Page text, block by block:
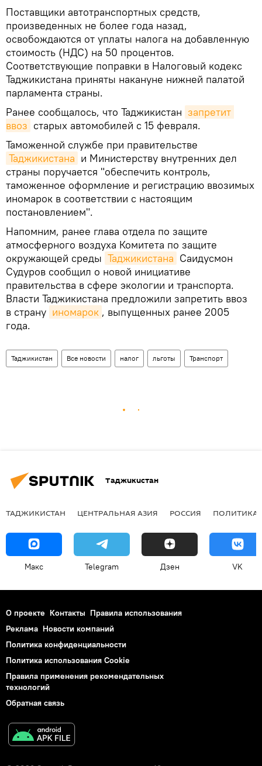
Поставщики автотранспортных средств,
произведенных не более года назад,
освобождаются от уплаты налога на добавленную
стоимость (НДС) на 50 процентов.
Соответствующие поправки в Налоговый кодекс
Таджикистана приняты накануне нижней палатой
парламента страны.
Ранее сообщалось, что Таджикистан запретит
ввоз старых автомобилей с 15 февраля.
Таможенной службе при правительстве
Таджикистана и Министерству внутренних дел
страны поручается "обеспечить контроль,
таможенное оформление и регистрацию ввозимых
иномарок в соответствии с настоящим
постановлением".
Напомним, ранее глава отдела по защите
атмосферного воздуха Комитета по защите
окружающей среды Таджикистана Саидусмон
Судуров сообщил о новой инициативе
правительства в сфере экологии и транспорта.
Власти Таджикистана предложили запретить ввоз
в страну иномарок , выпущенных ранее 2005
года.
Таджикистан Все новости налог льготы Транспорт
Таджикистан
ТАДЖИКИСТАН ЦЕНТРАЛЬНАЯ АЗИЯ РОССИЯ ПОЛИТИКА
Макс Telegram Дзен VK
О проекте Контакты Правила использования
Реклама Новости компаний
Политика конфиденциальности
Политика использования Cookie
Правила применения рекомендательных
технологий
Обратная связь